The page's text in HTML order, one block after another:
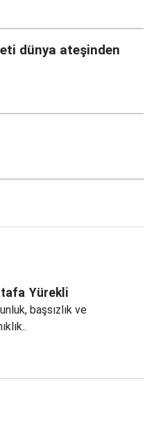
dünya ateşinden
Yürekli
başsızlık ve